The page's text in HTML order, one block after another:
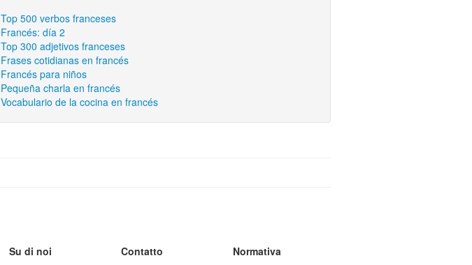
Top 500 verbos franceses
Francés: día 2
Top 300 adjetivos franceses
Frases cotidianas en francés
Francés para niños
Pequeña charla en francés
Vocabulario de la cocina en francés
Su di noi
Contatto
Normativa